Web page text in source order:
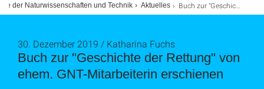
der Naturwissenschaften und Technik Aktuelles Buch zur "Geschichte der Rettung" von ehem. GNT-Mitarbeiterin erschienen
Buch zur "Geschichte der Rettung" von
ehem. GNT-Mitarbeiterin erschienen
30. Dezember 2019 / Katharina Fuchs